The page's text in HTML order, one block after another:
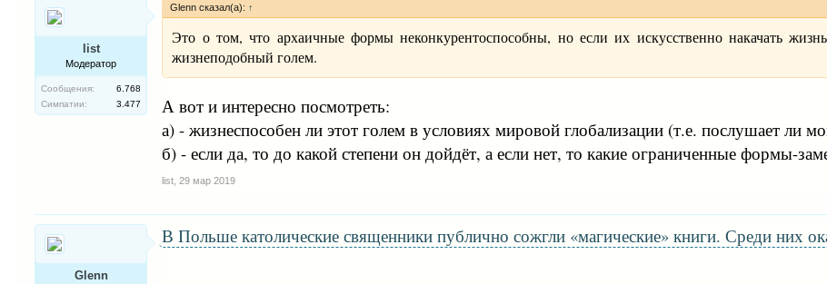
list
Модератор
Сообщения:
6.768
Симпатии:
3.477
Glenn сказал(а): ↑
Это о том, что архаичные формы неконкурентоспособны, но если их искусственно накачать
жизнеподобный голем.
А вот и интересно посмотреть:
а) - жизнеспособен ли этот голем в условиях мировой глобализации (т.е. послушает ли
б) - если да, то до какой степени он дойдёт, а если нет, то какие ограниченные формы-
list 29 мар 2019
Glenn
В Польше католические священники публично сожгли «магические» книги. Среди них